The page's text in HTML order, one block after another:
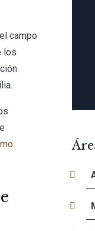
campo
los